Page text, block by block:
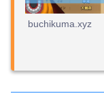
buchikuma.xyz